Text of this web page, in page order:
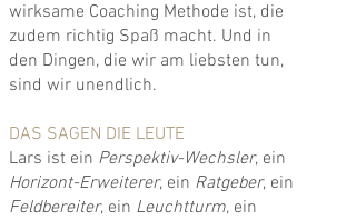
wirksame Coaching Methode ist, die
zudem richtig Spaß macht. Und in
den Dingen, die wir am liebsten tun,
sind wir unendlich.
DAS SAGEN DIE LEUTE
Lars ist ein Perspektiv-Wechsler, ein
Horizont-Erweiterer, ein Ratgeber, ein
Feldbereiter, ein Leuchtturm, ein